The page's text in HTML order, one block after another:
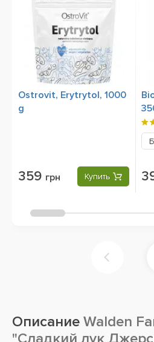
Ostrovit, Erytrytol, 1000
g
359 грн Купить
Описание Walden